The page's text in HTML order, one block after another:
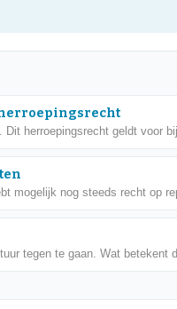
herroepingsrecht geldt voor
mogelijk nog steeds recht op
tegen te gaan. Wat betekent